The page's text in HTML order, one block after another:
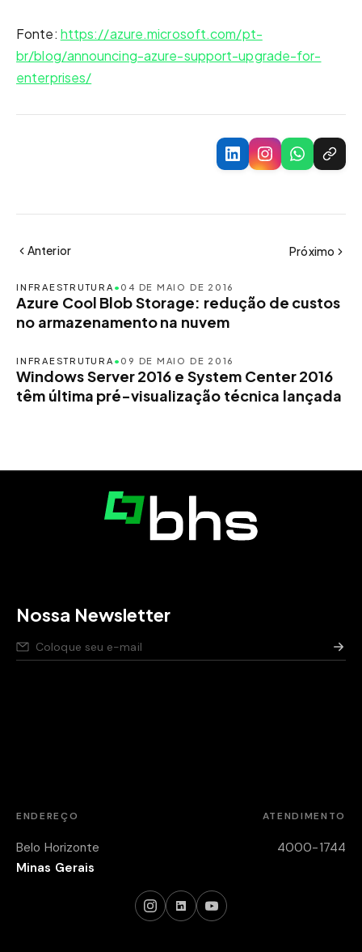
Fonte: https://azure.microsoft.com/pt-
br/blog/announcing-azure-support-upgrade-for-
enterprises/
Anterior Próximo
INFRAESTRUTURA • 04 DE MAIO DE 2016
Azure Cool Blob Storage: redução de custos
no armazenamento na nuvem
INFRAESTRUTURA • 09 DE MAIO DE 2016
Windows Server 2016 e System Center 2016
têm última pré-visualização técnica lançada
Nossa Newsletter
ENDEREÇO
Belo Horizonte
Minas Gerais
ATENDIMENTO
4000-1744